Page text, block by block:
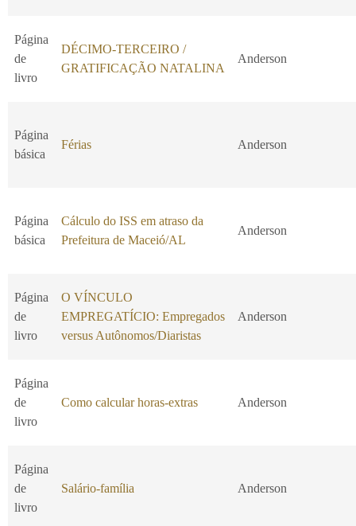
Página
de
livro
DÉCIMO-TERCEIRO /
GRATIFICAÇÃO NATALINA
Anderson
Página
básica
Férias Anderson
Página
básica
Cálculo do ISS em atraso da
Prefeitura de Maceió/AL
Anderson
Página
de
livro
O VÍNCULO
EMPREGATÍCIO: Empregados
versus Autônomos/Diaristas
Anderson
Página
de
livro
Como calcular horas-extras Anderson
Página
de
livro
Salário-família Anderson